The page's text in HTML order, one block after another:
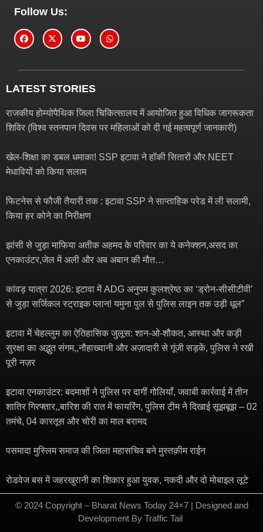
Follow Us:
LATEST STORIES
राजकीय होम्योपैथिक जिला चिकित्सालय में आयोजित हुआ विधिक जागरूकता
शिविर (विश्व स्तनपान दिवस पर महिलाओं को दी गई महत्वपूर्ण जानकारी)
खेल-शिक्षा का डबल धमाका! SSP इटावा ने हॉकी सितारों और NEET
मेधावियों को किया सलाम
फिटनेस से फौजी तैयारी तक : इटावा SSP ने साप्ताहिक परेड में ली सलामी,
किया हर कोने का निरीक्षण
झांसी से जुड़ा माफिया अतीक अहमद के परिवार का ये कनेक्शन,असद का
एनकाउंटर,जेल में अली और अब अबान की मौत…
कांवड़ यात्रा 2026: इटावा में ADG अनुपम कुलश्रेष्ठ का ‘ड्रोन-सीसीटीवी’
से जुड़ा सर्जिकल स्ट्राइक प्लान! यमुना पुल से पुलिस लाइन तक उड़ी धूल”
इटावा में चेहल्लुम का ऐतिहासिक जुलूस: शान-ओ-शौकत, आस्था और कड़ी
सुरक्षा का अद्भुत संगम,,नौहाख्वानी और अज़ादारी से गूंजी सड़कें, पुलिस ने रखी
पूरी नज़र
इटावा एनकाउंटर: बदमाशों ने पुलिस पर दागीं गोलियाँ, जवाबी कार्रवाई में तीन
शातिर गिरफ्तार,,बारिश की रात में फायरिंग, पुलिस टीम ने दिखाई सूझबूझ – 02
तमंचे, 04 कारतूस और चोरी का माल बरामद
पसमादा मुस्लिम समाज की जिला महासचिव बने मुस्तक़ीम राईन
रोडवेज बस में जहरखुरानी का शिकार हुआ युवक, नकदी और दो मोबाइल लूटे
© 2024 Copyright – Bharat News Today 24×7 | Designed and
Development By Traffic Tail